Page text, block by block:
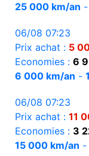
25 000 km/an -
06/08 07:23
Prix achat : 5
Economies : 6
6 000 km/an -
06/08 07:23
Prix achat : 11
Economies : 3
15 000 km/an -